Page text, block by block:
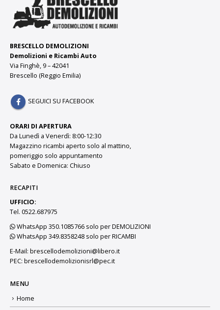
BRESCELLO DEMOLIZIONI
Demolizioni e Ricambi Auto
Via Finghè, 9 – 42041
Brescello (Reggio Emilia)
SEGUICI SU FACEBOOK
ORARI DI APERTURA
Da Lunedì a Venerdì: 8:00-12:30
Magazzino ricambi aperto solo al mattino,
pomeriggio solo appuntamento
Sabato e Domenica: Chiuso
RECAPITI
UFFICIO:
Tel. 0522.687975
WhatsApp 350.1085766 solo per DEMOLIZIONI
WhatsApp 349.8358248 solo per RICAMBI
E-Mail: brescellodemolizioni@libero.it
PEC: brescellodemolizionisrl@pec.it
MENU
Home